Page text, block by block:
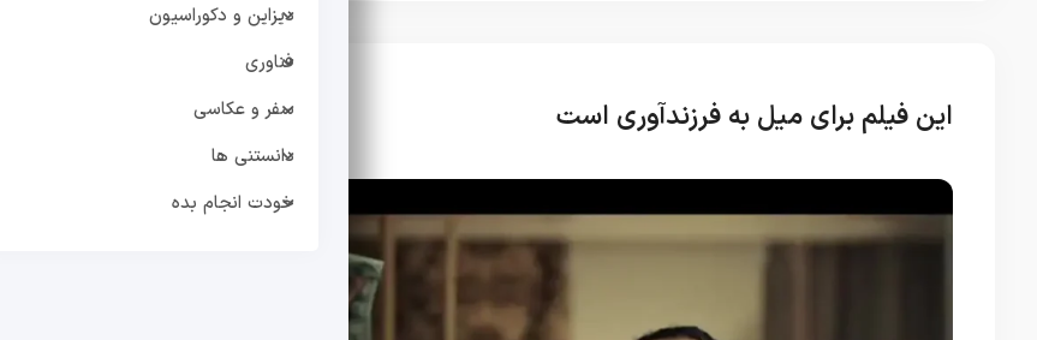
دیزاین و دکوراسیون
فناوری
سفر و عکاسی
دانستنی ها
خودت انجام بده
این فیلم برای میل به فرزندآوری است